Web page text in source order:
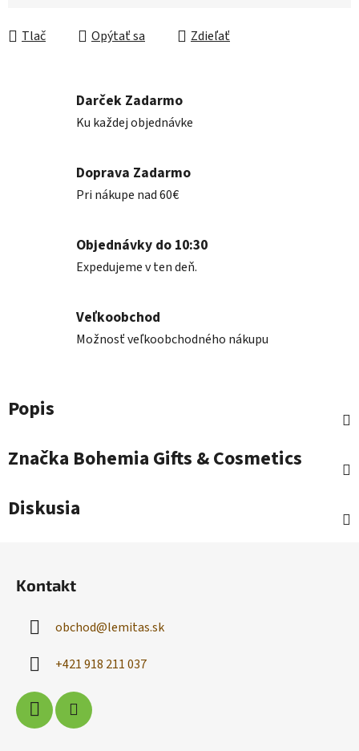
Tlač Opýtať sa Zdieľať
Darček Zadarmo
Ku každej objednávke
Doprava Zadarmo
Pri nákupe nad 60€
Objednávky do 10:30
Expedujeme v ten deň.
Veľkoobchod
Možnosť veľkoobchodného nákupu
Popis
Značka Bohemia Gifts & Cosmetics
Diskusia
Kontakt
obchod@lemitas.sk
+421 918 211 037